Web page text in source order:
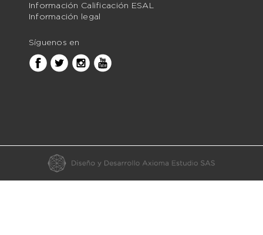
Información Calificación ESAL
Información legal
Síguenos en